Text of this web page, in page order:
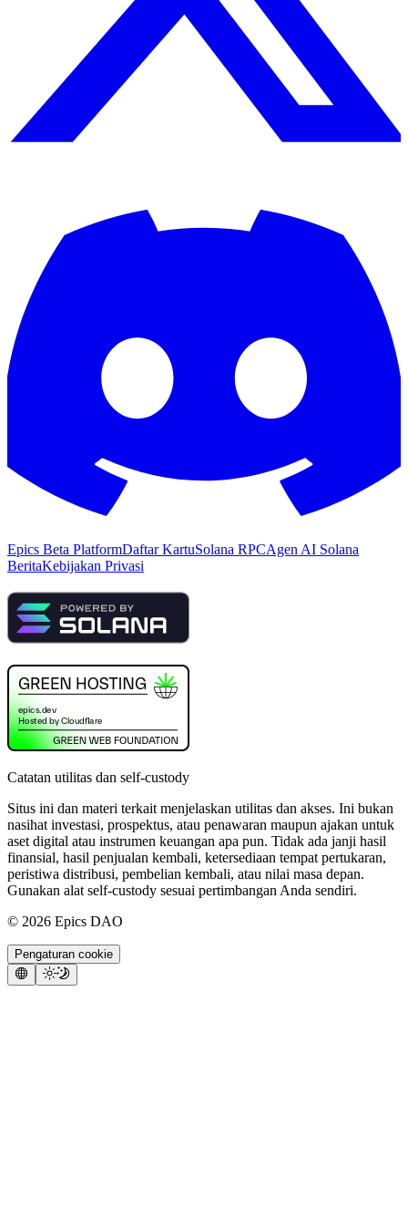
Epics Beta PlatformDaftar KartuSolana RPCAgen AI Solana
BeritaKebijakan Privasi
Catatan utilitas dan self-custody
Situs ini dan materi terkait menjelaskan utilitas dan akses. Ini bukan
nasihat investasi, prospektus, atau penawaran maupun ajakan untuk
aset digital atau instrumen keuangan apa pun. Tidak ada janji hasil
finansial, hasil penjualan kembali, ketersediaan tempat pertukaran,
peristiwa distribusi, pembelian kembali, atau nilai masa depan.
Gunakan alat self-custody sesuai pertimbangan Anda sendiri.
© 2026 Epics DAO
Pengaturan cookie